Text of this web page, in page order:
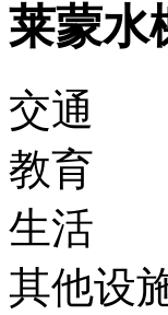
莱蒙水
交通
教育
生活
其他设